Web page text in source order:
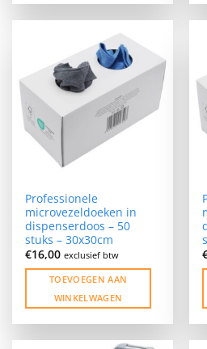
Professionele
microvezeldoeken in
dispenserdoos – 50
stuks – 30x30cm
€16,00 exclusief btw
TOEVOEGEN AAN
WINKELWAGEN